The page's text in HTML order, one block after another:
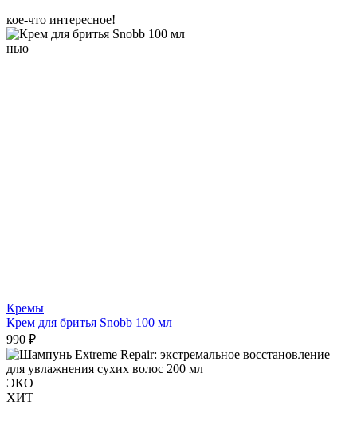
кое-что интересное!
нью
Кремы
Крем для бритья Snobb 100 мл
990 ₽
ЭКО
ХИТ